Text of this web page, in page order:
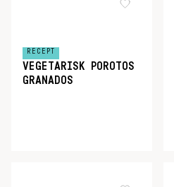
RECEPT
VEGETARISK POROTOS
GRANADOS